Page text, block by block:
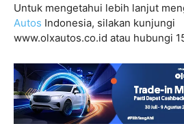
Untuk mengetahui lebih lanjut
Autos Indonesia, silakan kunjungi
www.olxautos.co.id atau hubungi